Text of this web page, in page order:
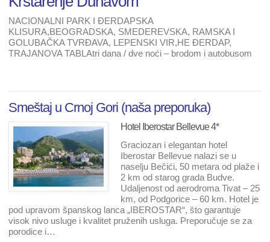
NACIONALNI PARK I ĐERDAPSKA
KLISURA,BEOGRADSKA, SMEDEREVSKA, RAMSKA I
GOLUBAČKA TVRĐAVA, LEPENSKI VIR,HE ĐERDAP,
TRAJANOVA TABLAtri dana / dve noći – brodom i autobusom
Smeštaj u Crnoj Gori (naša preporuka)
Hotel Iberostar Bellevue 4*
Graciozan i elegantan hotel
Iberostar Bellevue nalazi se u
naselju Bečići, 50 metara od plaže i
2 km od starog grada Budve.
Udaljenost od aerodroma Tivat – 25
km, od Podgorice – 60 km. Hotel je
pod upravom španskog lanca „IBEROSTAR“, što garantuje
visok nivo usluge i kvalitet pruženih usluga. Preporučuje se za
porodice i…